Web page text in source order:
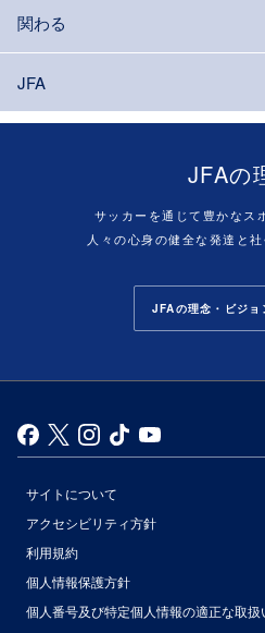
関わる
JFA
JFAの
サッカーを通じて豊かなス
人々の心身の健全な発達と
JFAの理念・ビジョ
サイトについて
アクセシビリティ方針
利用規約
個人情報保護方針
個人番号及び特定個人情報の適正な取